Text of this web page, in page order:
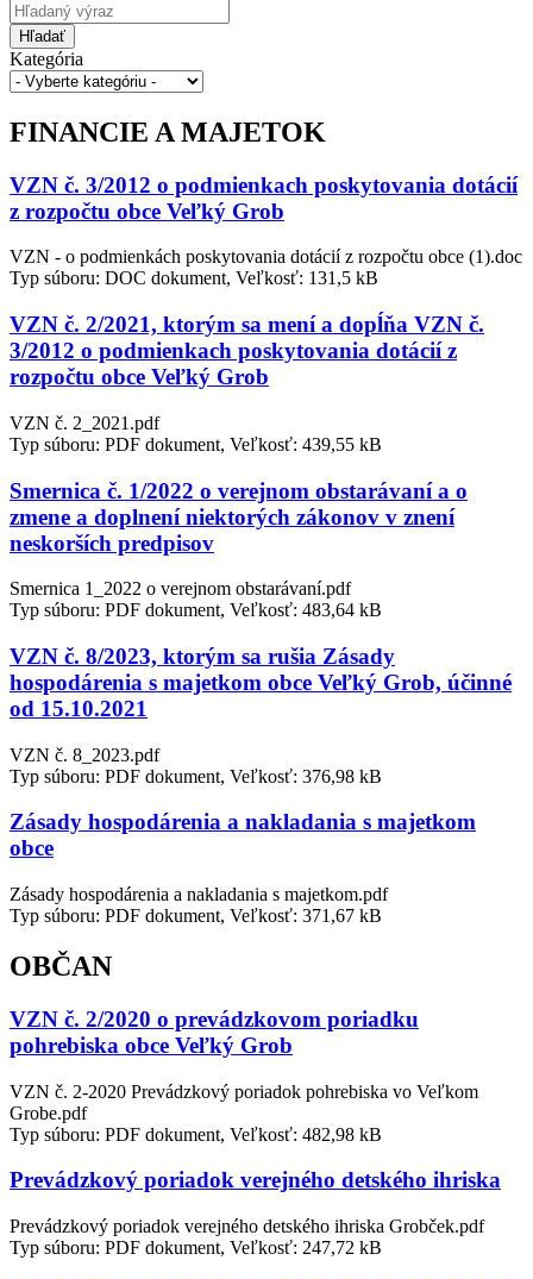
Hľadať
Kategória
FINANCIE A MAJETOK
VZN č. 3/2012 o podmienkach poskytovania dotácií
z rozpočtu obce Veľký Grob
VZN - o podmienkách poskytovania dotácií z rozpočtu obce (1).doc
Typ súboru: DOC dokument, Veľkosť: 131,5 kB
VZN č. 2/2021, ktorým sa mení a dopĺňa VZN č.
3/2012 o podmienkach poskytovania dotácií z
rozpočtu obce Veľký Grob
VZN č. 2_2021.pdf
Typ súboru: PDF dokument, Veľkosť: 439,55 kB
Smernica č. 1/2022 o verejnom obstarávaní a o
zmene a doplnení niektorých zákonov v znení
neskorších predpisov
Smernica 1_2022 o verejnom obstarávaní.pdf
Typ súboru: PDF dokument, Veľkosť: 483,64 kB
VZN č. 8/2023, ktorým sa rušia Zásady
hospodárenia s majetkom obce Veľký Grob, účinné
od 15.10.2021
VZN č. 8_2023.pdf
Typ súboru: PDF dokument, Veľkosť: 376,98 kB
Zásady hospodárenia a nakladania s majetkom
obce
Zásady hospodárenia a nakladania s majetkom.pdf
Typ súboru: PDF dokument, Veľkosť: 371,67 kB
OBČAN
VZN č. 2/2020 o prevádzkovom poriadku
pohrebiska obce Veľký Grob
VZN č. 2-2020 Prevádzkový poriadok pohrebiska vo Veľkom
Grobe.pdf
Typ súboru: PDF dokument, Veľkosť: 482,98 kB
Prevádzkový poriadok verejného detského ihriska
Prevádzkový poriadok verejného detského ihriska Grobček.pdf
Typ súboru: PDF dokument, Veľkosť: 247,72 kB